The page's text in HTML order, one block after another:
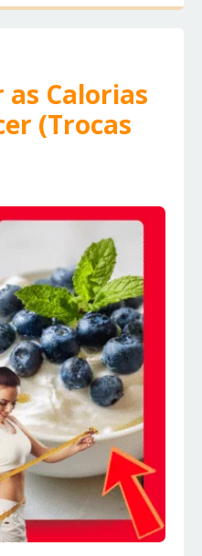
as Calorias
(Trocas